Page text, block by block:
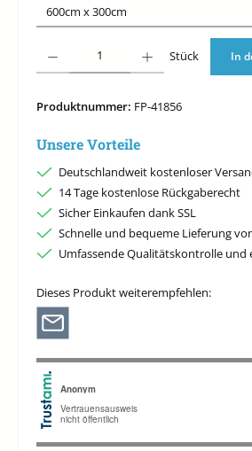
Stück In
Produktnummer: FP-41856
Unsere Vorteile
Deutschlandweit kostenloser
14 Tage kostenlose Rückgaberecht
Sicher Einkaufen dank SSL
Schnelle und bequeme Lieferung
Umfassende Qualitätskontrolle und
Dieses Produkt weiterempfehlen: